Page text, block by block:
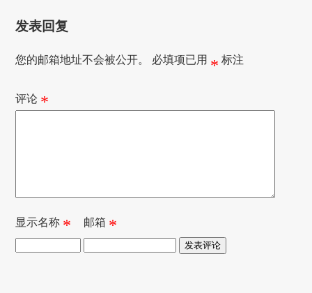
发表回复
您的邮箱地址不会被公开。 必填项已用 * 标注
评论 *
显示名称 * 邮箱 *